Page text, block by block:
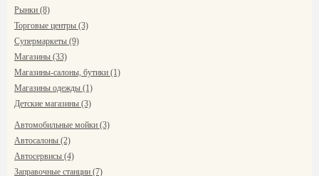
Рынки (8)
Торговые центры (3)
Супермаркеты (9)
Магазины (33)
Магазины-салоны, бутики (1)
Магазины одежды (1)
Детские магазины (3)
Автомобильные мойки (3)
Автосалоны (2)
Автосервисы (4)
Заправочные станции (7)